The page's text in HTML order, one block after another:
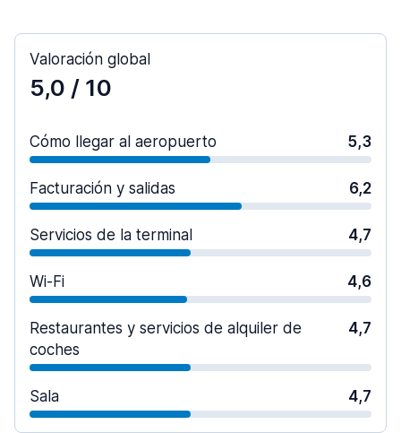
Valoración global
5,0 / 10
Cómo llegar al aeropuerto 5,3
Facturación y salidas 6,2
Servicios de la terminal 4,7
Wi-Fi 4,6
Restaurantes y servicios de alquiler de
coches
4,7
Sala 4,7